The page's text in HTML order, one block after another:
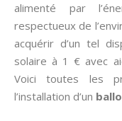
alimenté par
respectueux de
acquérir d’un tel
solaire à 1 € avec
Voici toutes les
l’installation d’un